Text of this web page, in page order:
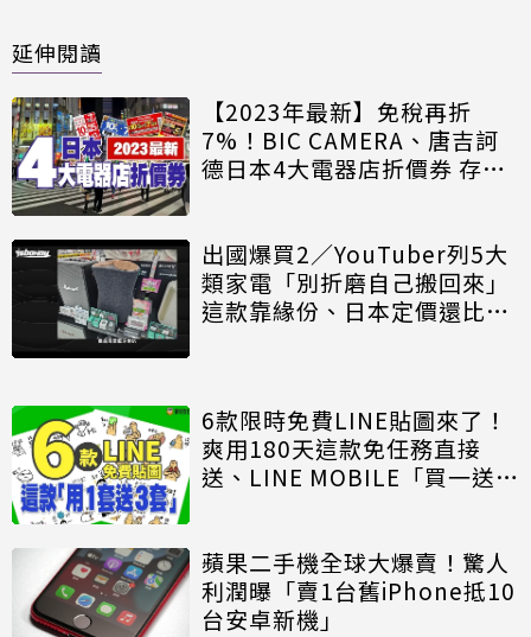
延伸閱讀
【2023年最新】免稅再折
7%！BIC CAMERA、唐吉訶
德日本4大電器店折價券 存手
出國爆買2／YouTuber列5大
類家電「別折磨自己搬回來」
這款靠緣份、日本定價還比台
6款限時免費LINE貼圖來了！
爽用180天這款免任務直接
送、LINE MOBILE「買一送
蘋果二手機全球大爆賣！驚人
利潤曝「賣1台舊iPhone抵10
台安卓新機」